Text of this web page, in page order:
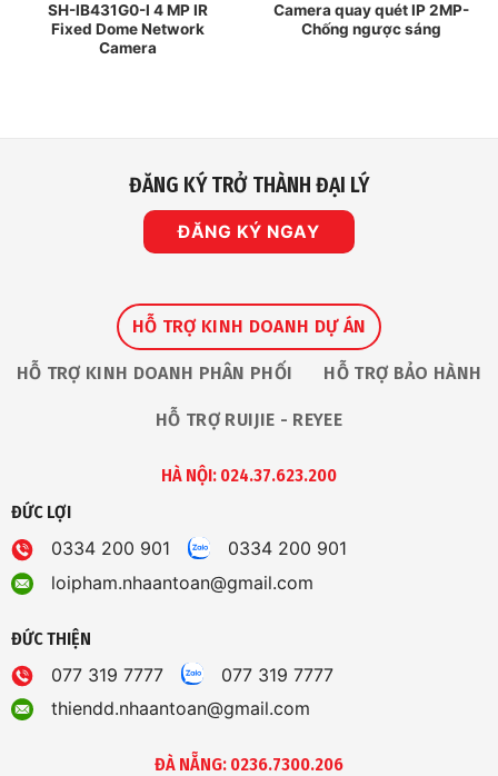
SH-IB431G0-I 4 MP IR
Fixed Dome Network
Camera
Camera quay quét IP 2MP-
Chống ngược sáng
ĐĂNG KÝ TRỞ THÀNH ĐẠI LÝ
ĐĂNG KÝ NGAY
HỖ TRỢ KINH DOANH DỰ ÁN
HỖ TRỢ KINH DOANH PHÂN PHỐI HỖ TRỢ BẢO HÀNH
HỖ TRỢ RUIJIE - REYEE
HÀ NỘI: 024.37.623.200
ĐỨC LỢI
0334 200 901
0334 200 901
loipham.nhaantoan@gmail.com
ĐỨC THIỆN
077 319 7777
077 319 7777
thiendd.nhaantoan@gmail.com
ĐÀ NẴNG: 0236.7300.206